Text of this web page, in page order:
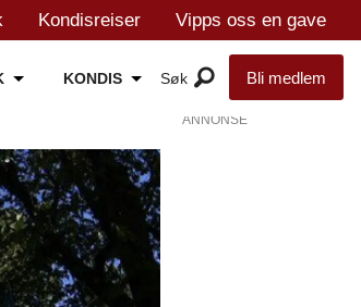
Kondisreiser Vipps oss en gave
KONDIS Bli medlem
ANNONSE